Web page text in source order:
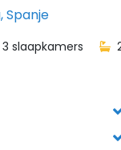
Spanje
3 slaapkamers